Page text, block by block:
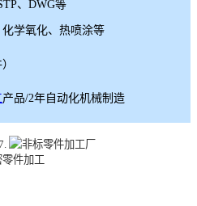
、DWG等
学氧化、热喷涂等
产品/2年自动化机械制造